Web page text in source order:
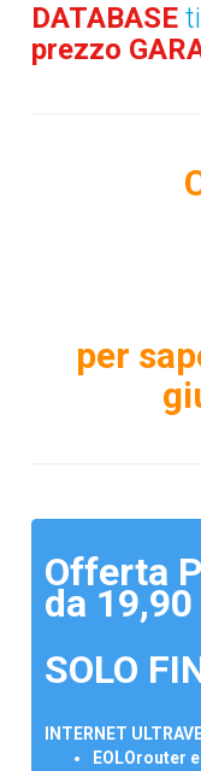
DATABASE
prezzo
per
Offerta
da
SOLO
INTERNET
EOLOrouter